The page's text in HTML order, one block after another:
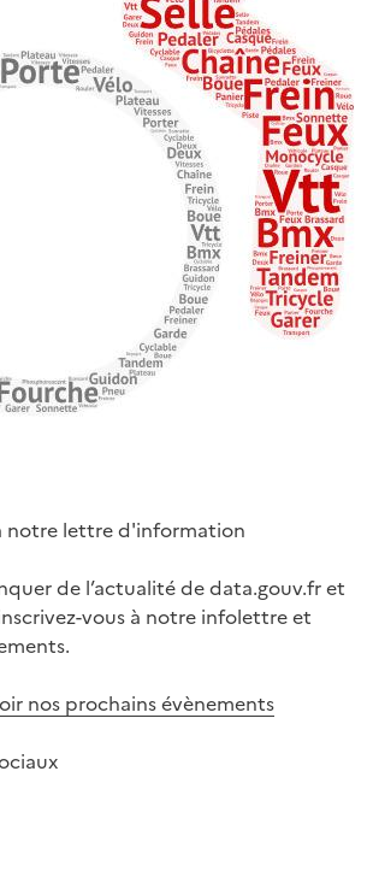
notre lettre d'information
de l’actualité de data.gouv.fr et
vous à notre infolettre et
nos prochains évènements